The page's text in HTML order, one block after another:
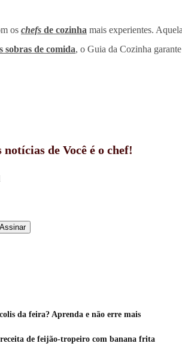
os chefs de cozinha mais experientes.
sobras de comida, o Guia da Cozinha
notícias de Você é o chef!
Assinar
da feira? Aprenda e não erre mais
de feijão-tropeiro com banana frita